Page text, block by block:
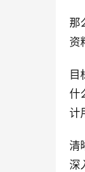
那
资
目
什
计
清
深